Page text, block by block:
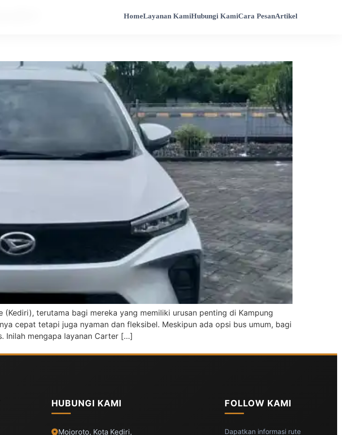
HomeLayanan KamiHubungi KamiCara PesanArtikel
terutama bagi mereka yang memiliki urusan penting di Kampung
cepat tetapi juga nyaman dan fleksibel. Meskipun ada opsi bus umum, bagi
Inilah mengapa layanan Carter […]
HUBUNGI KAMI
Mojoroto, Kota Kediri,
FOLLOW KAMI
Dapatkan informasi rute